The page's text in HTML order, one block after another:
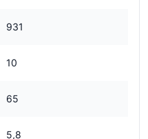
931
10
65
5,8